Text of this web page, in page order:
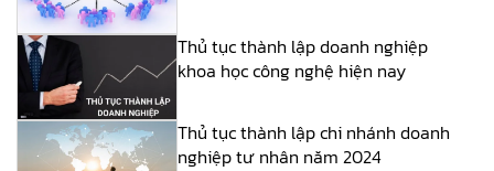
Thủ tục thành lập doanh nghiệp
khoa học công nghệ hiện nay
Thủ tục thành lập chi nhánh doanh
nghiệp tư nhân năm 2024